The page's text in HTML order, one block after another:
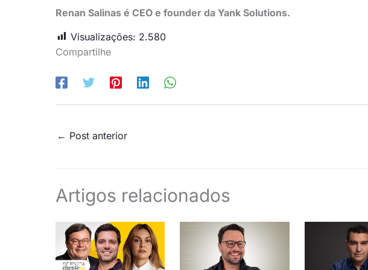
Renan Salinas é CEO e founder da Yank Solutions.
Visualizações: 2.580
Compartilhe
← Post anterior
Artigos relacionados